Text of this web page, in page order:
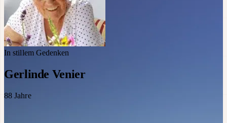
In stillem Gedenken
Gerlinde Venier
88 Jahre